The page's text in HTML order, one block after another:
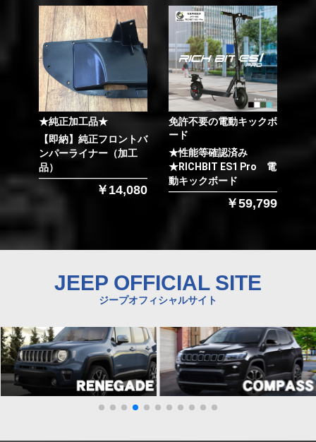
★純正加工品★
【即納】純正フロントバ
ンパーライナー（加工
品）
￥14,080
免許不要の電動キックボ
ード
★性能等確認済み
★RICHBIT ES1 Pro 電
動キックボード
￥59,799
JEEP OFFICIAL SITE
ジープオフィシャルサイト